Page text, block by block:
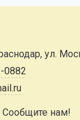
ул.
0882
нам!